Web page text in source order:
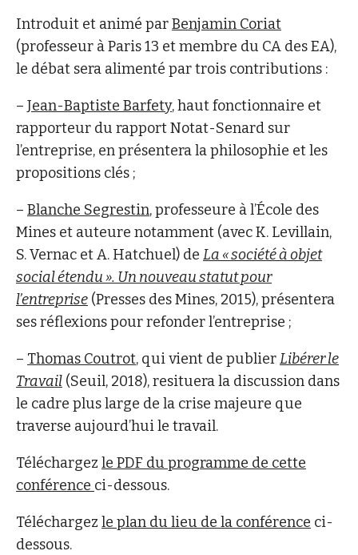
Introduit et animé parBenjamin Coriat
(professeur à Paris 13 et membre du CA des EA),
le débat sera alimenté par trois contributions :
– Jean-Baptiste Barfety, haut fonctionnaire et
rapporteur du rapport Notat-Senard sur
l’entreprise, en présentera la philosophie et les
propositions clés ;
– Blanche Segrestin, professeure à l’École des
Mines et auteure notamment (avec K. Levillain,
S. Vernac et A. Hatchuel) de La « société à objet
social étendu ». Un nouveau statut pour
l’entreprise (Presses des Mines, 2015), présentera
ses réflexions pour refonder l’entreprise ;
– Thomas Coutrot, qui vient de publierLibérer le
Travail (Seuil, 2018), resituera la discussion dans
le cadre plus large de la crise majeure que
traverse aujourd’hui le travail.
Téléchargez le PDF du programme de cette
conférence ci-dessous.
Téléchargez le plan du lieu de la conférence ci-
dessous.